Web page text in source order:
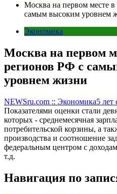
Москва на первом месте
самым высоким уровнем
Экономика
Москва на первом
регионов РФ с
уровнем жизни
NEWSru.com :: Экономика5 лет
Показателями оценки стали
которых - среднемесячная
потребительской корзины, а
производства и соотношение
федеральным центром с
т.д.
Навигация по